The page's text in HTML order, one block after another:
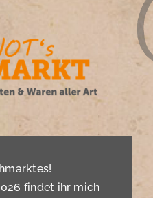
findet ihr mich